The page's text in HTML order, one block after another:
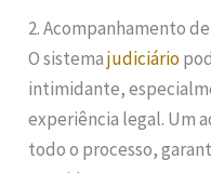
2. Acompanhamento
O sistemajudiciário
intimidante,
experiência legal. Um
todo o processo,